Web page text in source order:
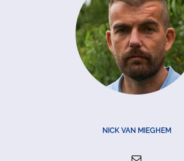
NICK VAN MIEGHEM